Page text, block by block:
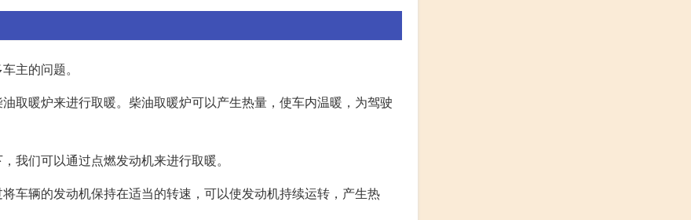
主的问题。
取暖炉来进行取暖。柴油取暖炉可以产生热量，使车内温暖，为驾驶
我们可以通过点燃发动机来进行取暖。
车辆的发动机保持在适当的转速，可以使发动机持续运转，产生热